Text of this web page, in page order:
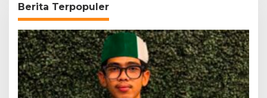
Berita Terpopuler